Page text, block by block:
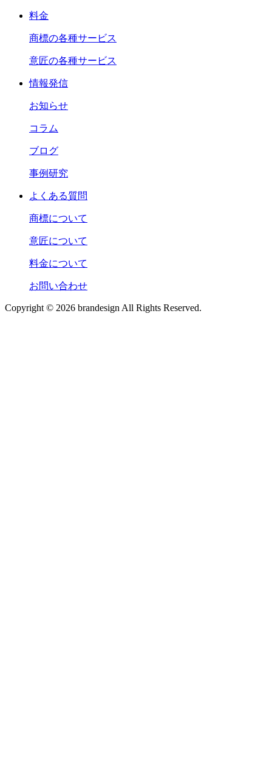
料金
商標の各種サービス
意匠の各種サービス
情報発信
お知らせ
コラム
ブログ
事例研究
よくある質問
商標について
意匠について
料金について
お問い合わせ
Copyright © 2026 brandesign All Rights Reserved.